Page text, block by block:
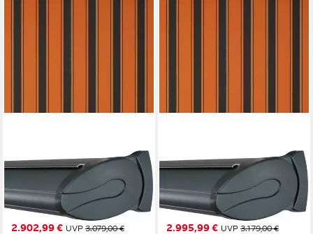
WISMAR
Kassettenmarkise Classic S-
Compact Breite: 400 cm,
Ausfall: 250 cm
2.902,99 € UVP 3.079,00 €
WISMAR
Kassettenmarkise Classic S-
Compact Breite: 400 cm,
Ausfall: 300 cm
2.995,99 € UVP 3.179,00 €